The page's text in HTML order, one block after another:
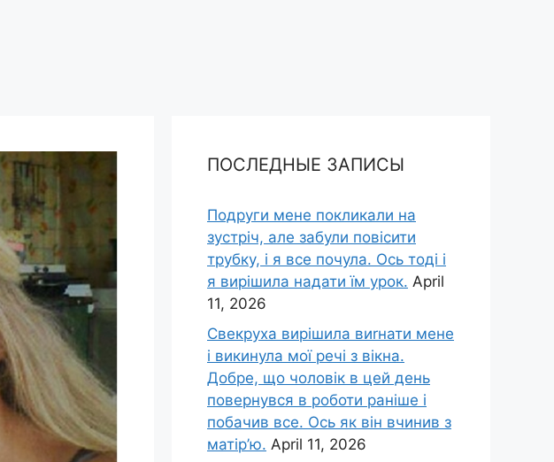
ПОСЛЕДНЫЕ ЗАПИСЫ
Подруги мене покликали на
зустріч, але забули повісити
трубку, і я все почула. Ось тоді і
я вирішила надати їм урок. April
11, 2026
Свекруха вирішила виrнати мене
і викинула мої речі з вікна.
Добре, що чоловік в цей день
повернувся в роботи раніше і
побачив все. Ось як він вчинив з
матір’ю. April 11, 2026